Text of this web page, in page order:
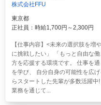
株式会社FFU
東京都
正社員：時給1,700円～2,300円
【仕事内容】<未来の選択肢を増
に挑戦したい」 「もっと自由な
方を応援する環境です。 仕事を
を学び、 自分自身の可能性を広
らスタートした先輩が多数活躍
業務を通じて...